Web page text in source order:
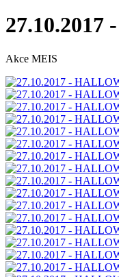
Akce MEIS